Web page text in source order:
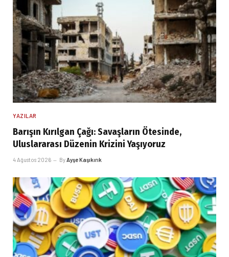
YAZILAR
Barışın Kırılgan Çağı: Savaşların Ötesinde,
Uluslararası Düzenin Krizini Yaşıyoruz
4 Ağustos 2026 ByAyşe Kaşıkırık